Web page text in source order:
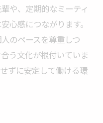
や、定期的なミーティ
心感につながります。
のペースを尊重しつ
う文化が根付いていま
ずに安定して働ける環